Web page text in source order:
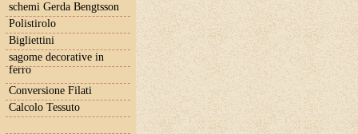
schemi Gerda Bengtsson
Polistirolo
Bigliettini
sagome decorative in
ferro
Conversione Filati
Calcolo Tessuto